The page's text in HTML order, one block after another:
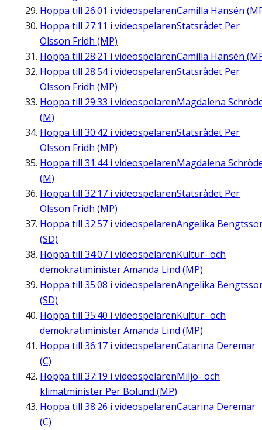
Hoppa till 26:01 i videospelarenCamilla Hansén
Hoppa till 27:11 i videospelarenStatsrådet Per
Olsson Fridh (MP)
Hoppa till 28:21 i videospelarenCamilla Hansén
Hoppa till 28:54i videospelarenStatsrådet Per
Olsson Fridh (MP)
Hoppa till 29:33 i videospelarenMagdalena
(M)
Hoppa till 30:42 i videospelarenStatsrådet Per
Olsson Fridh (MP)
Hoppa till 31:44i videospelarenMagdalena
(M)
Hoppa till 32:17 i videospelarenStatsrådet Per
Olsson Fridh (MP)
Hoppa till 32:57 i videospelarenAngelika
(SD)
Hoppa till 34:07 i videospelarenKultur- och
demokratiminister Amanda Lind (MP)
Hoppa till 35:08 i videospelarenAngelika
(SD)
Hoppa till 35:40 i videospelarenKultur- och
demokratiminister Amanda Lind (MP)
Hoppa till 36:17 i videospelarenCatarina Deremar
(C)
Hoppa till 37:19 i videospelarenMiljö- och
klimatminister Per Bolund (MP)
Hoppa till 38:26 i videospelarenCatarina Deremar
(C)